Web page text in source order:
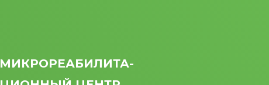
МИКРО­РЕАБИЛИТА­